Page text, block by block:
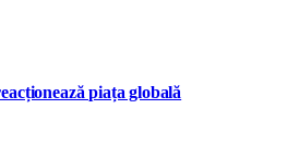
piața globală